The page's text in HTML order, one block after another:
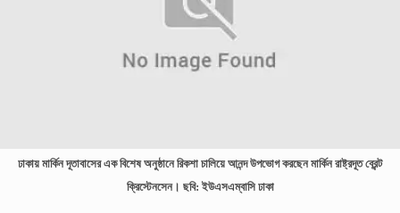
ঢাকায় মার্কিন দূতাবাসের এক বিশেষ অনুষ্ঠানে রিকশা চালিয়ে আনন্দ উপভোগ করছেন মার্কিন রাষ্ট্রদূত ব্রেন্ট
ক্রিস্টেনসেন। ছবি: ইউএসএম্বাসি ঢাকা